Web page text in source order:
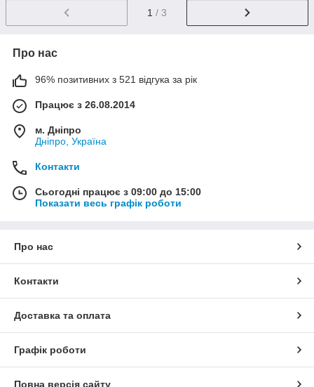
1 / 3
Про нас
96% позитивних з 521 відгука за рік
Працює з 26.08.2014
м. Дніпро
Дніпро, Україна
Контакти
Сьогодні працює з 09:00 до 15:00
Показати весь графік роботи
Про нас
Контакти
Доставка та оплата
Графік роботи
Повна версія сайту